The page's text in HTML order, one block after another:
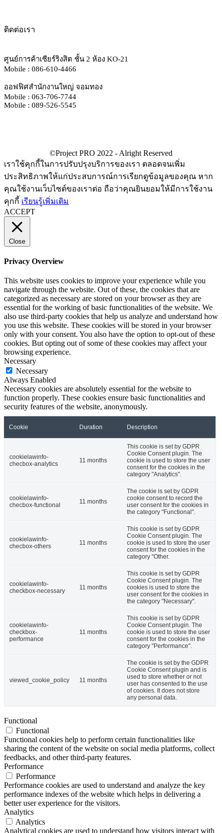
ติดต่อเรา
ศูนย์การค้าเซียร์ริงสิต ชั้น 2 ห้อง KO-21
Mobile : 086-610-4466
ออฟฟิศสำนักงานใหญ่ จอมทอง
Mobile : 063-706-7744
Mobile : 089-526-5545
เราใช้คุกกี้ในการปรับปรุงบริการของเรา ตลอดจนเพิ่ม
ประสิทธิภาพให้แก่ประสบการณ์การเรียกดูข้อมูลของคุณ หาก
คุณใช้งานเว็บไซต์ของเราต่อ ถือว่าคุณยินยอมให้มีการใช้งาน
คุกกี้ เรียนรู้เพิ่มเติม
ACCEPT
Close
Privacy Overview
This website uses cookies to improve your experience while you
navigate through the website. Out of these, the cookies that are
categorized as necessary are stored on your browser as they are
essential for the working of basic functionalities of the website. We
also use third-party cookies that help us analyze and understand how
you use this website. These cookies will be stored in your browser
only with your consent. You also have the option to opt-out of these
cookies. But opting out of some of these cookies may affect your
browsing experience.
Necessary
Necessary
Always Enabled
Necessary cookies are absolutely essential for the website to
function properly. These cookies ensure basic functionalities and
security features of the website, anonymously.
Cookie Duration Description
cookielawinfo-
checbox-analytics
11 months
This cookie is set by GDPR
Cookie Consent plugin. The
cookie is used to store the user
consent for the cookies in the
category "Analytics".
cookielawinfo-
checbox-functional
11 months
The cookie is set by GDPR
cookie consent to record the
user consent for the cookies in
the category "Functional".
cookielawinfo-
checbox-others
11 months
This cookie is set by GDPR
Cookie Consent plugin. The
cookie is used to store the user
consent for the cookies in the
category "Other.
cookielawinfo-
checkbox-necessary
11 months
This cookie is set by GDPR
Cookie Consent plugin. The
cookies is used to store the
user consent for the cookies in
the category "Necessary".
cookielawinfo-
checkbox-
performance
11 months
This cookie is set by GDPR
Cookie Consent plugin. The
cookie is used to store the user
consent for the cookies in the
category "Performance".
viewed_cookie_policy 11 months
The cookie is set by the GDPR
Cookie Consent plugin and is
used to store whether or not
user has consented to the use
of cookies. It does not store
any personal data.
Functional
Functional
Functional cookies help to perform certain functionalities like
sharing the content of the website on social media platforms, collect
feedbacks, and other third-party features.
Performance
Performance
Performance cookies are used to understand and analyze the key
performance indexes of the website which helps in delivering a
better user experience for the visitors.
Analytics
Analytics
Analytical cookies are used to understand how visitors interact with